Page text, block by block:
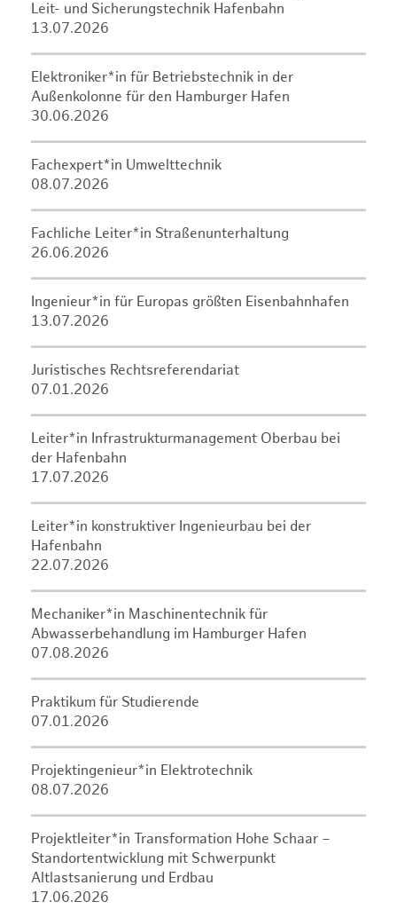
Leit- und Sicherungstechnik Hafenbahn
13.07.2026
Elektroniker*in für Betriebstechnik in der
Außenkolonne für den Hamburger Hafen
30.06.2026
Fachexpert*in Umwelttechnik
08.07.2026
Fachliche Leiter*in Straßenunterhaltung
26.06.2026
Ingenieur*in für Europas größten Eisenbahnhafen
13.07.2026
Juristisches Rechtsreferendariat
07.01.2026
Leiter*in Infrastrukturmanagement Oberbau bei
der Hafenbahn
17.07.2026
Leiter*in konstruktiver Ingenieurbau bei der
Hafenbahn
22.07.2026
Mechaniker*in Maschinentechnik für
Abwasserbehandlung im Hamburger Hafen
07.08.2026
Praktikum für Studierende
07.01.2026
Projektingenieur*in Elektrotechnik
08.07.2026
Projektleiter*in Transformation Hohe Schaar –
Standortentwicklung mit Schwerpunkt
Altlastsanierung und Erdbau
17.06.2026